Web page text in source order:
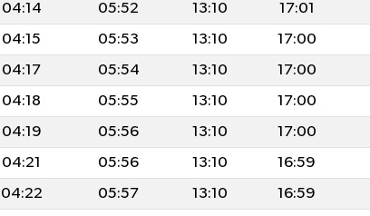
04:14 05:52 13:10 17:01
04:15 05:53 13:10 17:00
04:17 05:54 13:10 17:00
04:18 05:55 13:10 17:00
04:19 05:56 13:10 17:00
04:21 05:56 13:10 16:59
04:22 05:57 13:10 16:59